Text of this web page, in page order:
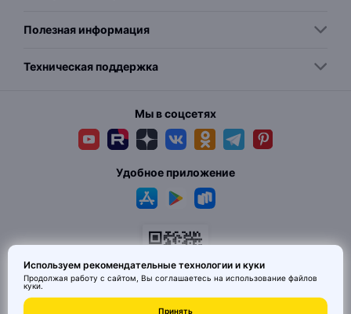
Полезная информация
Техническая поддержка
Мы в соцсетях
Удобное приложение
Используем рекомендательные технологии и куки
Продолжая работу с сайтом, Вы соглашаетесь на использование файлов
куки.
Принять